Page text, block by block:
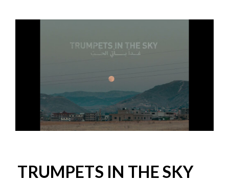
TRUMPETS IN THE SKY